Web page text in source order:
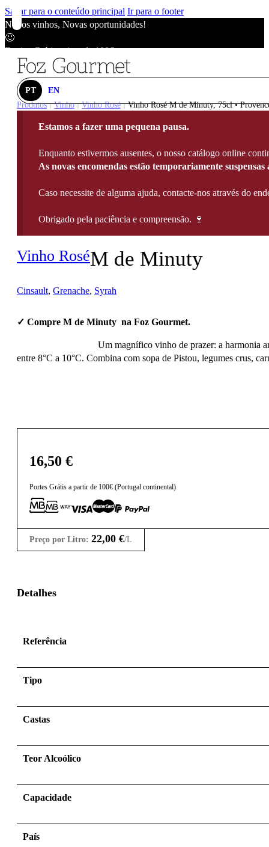
Saltar para o conteúdo principal Ir para o footer
Novos vinhos, Novas oportunidades!
🙂
Envios Grátis acima de 100€
Novos vinhos, Novas oportunidades!
Envios Grátis acima de 100€
Novos vinhos, Novas oportunidades!
Envios Grátis acima de 100€
PT
EN
Produtos | Vinho | Vinho Rosé | Vinho Rosé M de Minuty, 75cl •
Estamos a fazer uma pequena pausa.
Enquanto estivermos ausentes, o nosso catálogo online
As novas encomendas estão temporariamente suspensas
Caso necessite de alguma ajuda, contacte-nos através do
Obrigado pela paciência e compreensão. 🍷
Vinho RoséM de Minuty
Cinsault, Grenache, Syrah
✓ Compre M de Minuty na Foz Gourmet.
Um magnífico vinho de prazer: a harmonia
entre 8°C a 10°C. Combina com sopa de Pistou, legumes crus,
16,50 €
Portes Grátis a partir de 100€ (Portugal continental)
Preço por Litro: 22,00 €/L
Detalhes
Referência
Tipo
Castas
Teor Alcoólico
Capacidade
País